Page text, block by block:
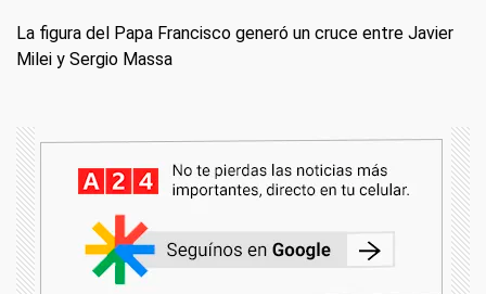
La figura del Papa Francisco generó un cruce entre Javier
Milei y Sergio Massa